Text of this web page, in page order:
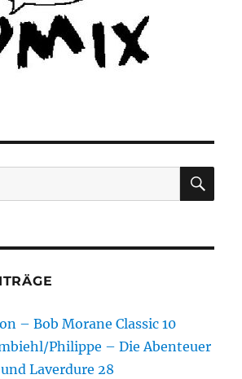
– Bob Morane Classic 10
Philippe – Die Abenteuer
Laverdure 28